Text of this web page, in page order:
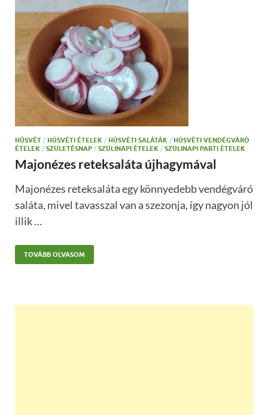
HÚSVÉT / HÚSVÉTI ÉTELEK / HÚSVÉTI SALÁTÁK / HÚSVÉTI VENDÉGVÁRÓ
ÉTELEK / SZÜLETÉSNAP / SZÜLINAPI ÉTELEK / SZÜLINAPI PARTI ÉTELEK
Majonézes reteksaláta újhagymával
Majonézes reteksaláta egy könnyedebb vendégváró
saláta, mivel tavasszal van a szezonja, így nagyon jól
illik …
TOVÁBB OLVASOM